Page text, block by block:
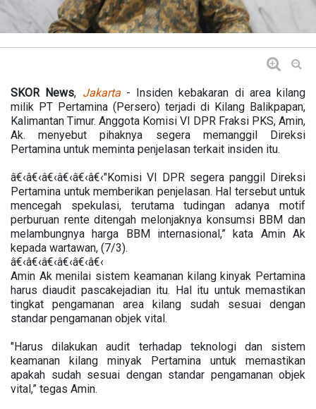
SKOR News, Jakarta- Insiden kebakaran di area kilang
milik PT Pertamina (Persero) terjadi di Kilang Balikpapan,
Kalimantan Timur. Anggota Komisi VI DPR Fraksi PKS, Amin,
Ak. menyebut pihaknya segera memanggil Direksi
Pertamina untuk meminta penjelasan terkait insiden itu.
â€‹â€‹â€‹â€‹â€‹â€‹"Komisi VI DPR segera panggil Direksi
Pertamina untuk memberikan penjelasan. Hal tersebut untuk
mencegah spekulasi, terutama tudingan adanya motif
perburuan rente ditengah melonjaknya konsumsi BBM dan
melambungnya harga BBM internasional,” kata Amin Ak
kepada wartawan, (7/3).
â€‹â€‹â€‹â€‹â€‹â€‹
Amin Ak menilai sistem keamanan kilang kinyak Pertamina
harus diaudit pascakejadian itu. Hal itu untuk memastikan
tingkat pengamanan area kilang sudah sesuai dengan
standar pengamanan objek vital.
"Harus dilakukan audit terhadap teknologi dan sistem
keamanan kilang minyak Pertamina untuk memastikan
apakah sudah sesuai dengan standar pengamanan objek
vital,” tegas Amin.